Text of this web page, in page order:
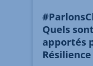
Quels
apportés
Résilience